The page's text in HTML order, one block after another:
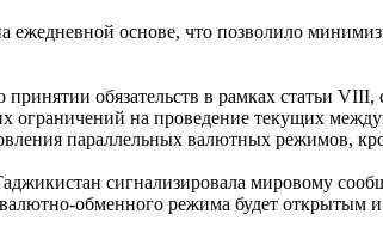
ежедневной основе, что позволило
обязательств в рамках статьи
на проведение текущих
параллельных валютных режимов,
сигнализировала мировому
обменного режима будет открытым